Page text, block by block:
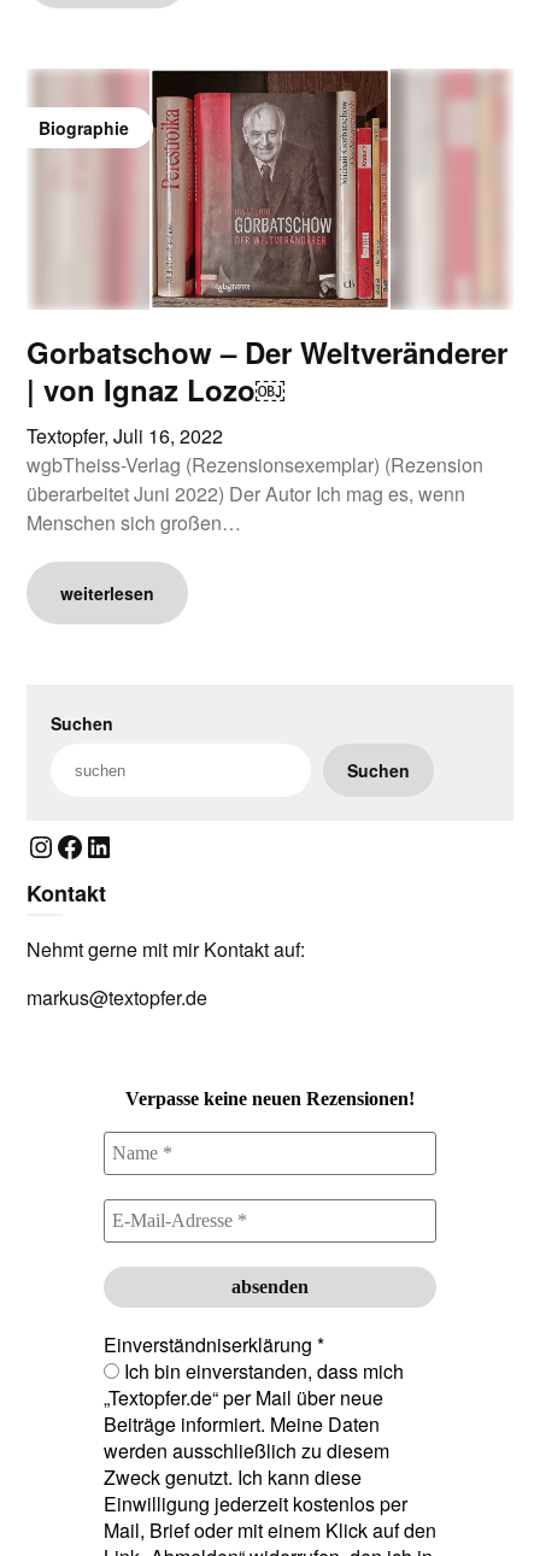
Biographie
Gorbatschow – Der Weltveränderer
| von Ignaz Lozo￼
Textopfer,Juli 16, 2022
wgbTheiss-Verlag (Rezensionsexemplar) (Rezension
überarbeitet Juni 2022) Der Autor Ich mag es, wenn
Menschen sich großen…
weiterlesen
Suchen
Suchen
Instagram
Facebook
LinkedIn
Kontakt
Nehmt gerne mit mir Kontakt auf:
markus@textopfer.de
Verpasse keine neuen Rezensionen!
Einverständniserklärung *
Ich bin einverstanden, dass mich
„Textopfer.de“ per Mail über neue
Beiträge informiert. Meine Daten
werden ausschließlich zu diesem
Zweck genutzt. Ich kann diese
Einwilligung jederzeit kostenlos per
Mail, Brief oder mit einem Klick auf den